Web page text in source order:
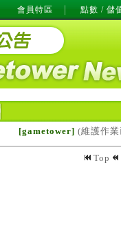
會員特區 點數 / 儲
[gametower] (維護作
Top